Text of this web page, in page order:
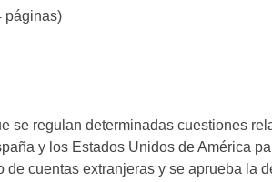
páginas)
se regulan determinadas cuestiones
y los Estados Unidos de América
cuentas extranjeras y se aprueba la